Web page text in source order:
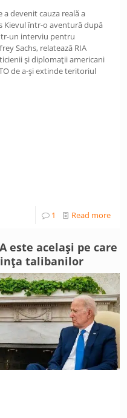
a devenit cauza reală a
Kievul într-o aventură după
un interviu pentru
Sachs, relatează RIA
și diplomații americani
de a-și extinde teritoriul
1 Read more
este același pe care
talibanilor